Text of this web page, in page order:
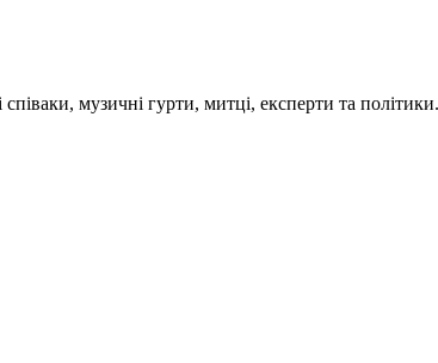
співаки, музичні гурти, митці, експерти та